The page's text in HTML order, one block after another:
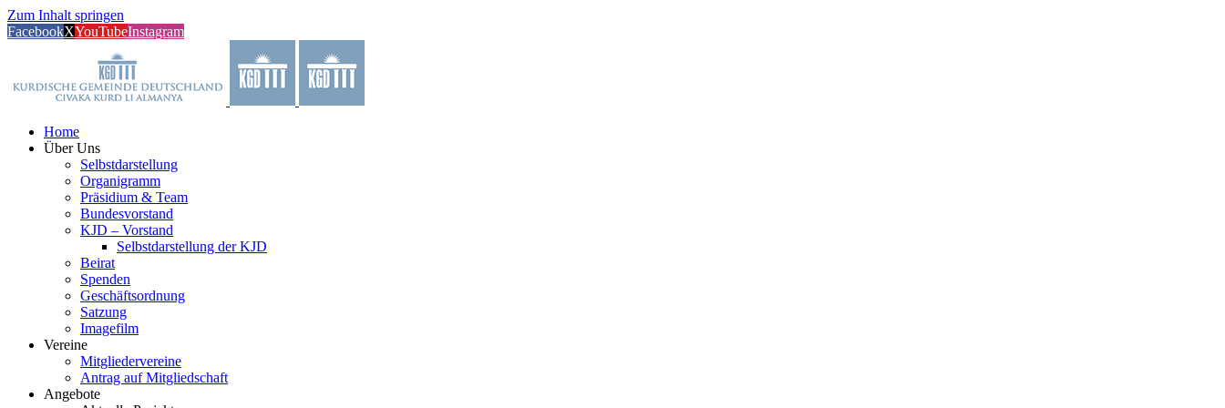
Zum Inhalt springen
FacebookXYouTubeInstagram
Home
Über Uns
Selbstdarstellung
Organigramm
Präsidium & Team
Bundesvorstand
KJD – Vorstand
Selbstdarstellung der KJD
Beirat
Spenden
Geschäftsordnung
Satzung
Imagefilm
Vereine
Mitgliedervereine
Antrag auf Mitgliedschaft
Angebote